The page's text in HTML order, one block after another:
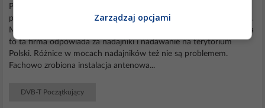
Pozbawić miasto odbioru sygnały -typowe dla tych u władzy,
pewno szwagier ma firmę i sklep z antenami -wtórny analfabetyzm.
Może nie jestem na bieżąco, ale Emitel jeszcze nie rządzi w Polsce, a
to ta firma odpowiada za nadajniki i nadawanie na terytorium
Polski. Różnice w mocach nadajników też nie są problemem.
Fachowo zrobiona instalacja antenowa...
DVB-T Początkujący
Zarządzaj opcjami